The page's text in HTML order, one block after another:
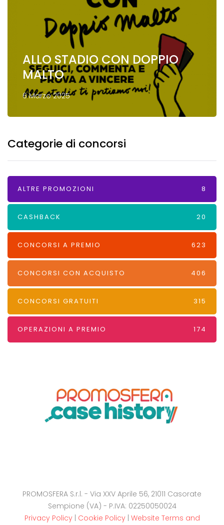
ALLO STADIO CON DOPPIO
MALTO
6 Marzo 2025
Categorie di concorsi
ALTRE PROMOZIONI 8
CASHBACK 20
CONCORSI A PREMIO 623
CONCORSI CON ACQUISTO 406
CONCORSI GRATUITI 315
OPERAZIONI A PREMIO 174
PROMOSFERA S.r.l. - Via XXV Aprile 56, 21011 Casorate
Sempione (VA) - P.IVA: 02250050024
Privacy Policy| Cookie Policy| Website Terms and